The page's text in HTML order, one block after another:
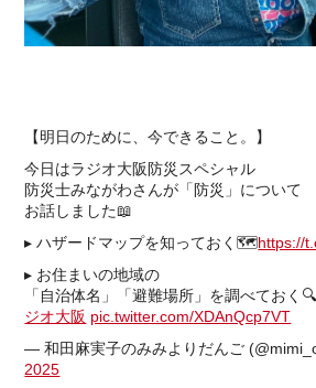
【明日のために、今できること。】
今日はラジオ大阪防災スペシャル
防災士みながわさんが「防災」について
お話しました📖
▸ ハザードマップを知っておく🗺️https://
▸ お住まいの地域の
「自治体名」「避難場所」を調べておく
ジオ大阪 pic.twitter.com/XDAnQcp7VT
— 和田麻実子のみみよりだんご
2025